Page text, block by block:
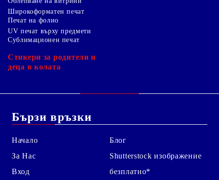
Широкоформатен печат
Печат на фолио
UV печат върху предмети
Сублимационен печат
Стикери за родители и
деца в колата
Бързи връзки
Начало
За Нас
Вход
Блог
Shutterstock изображение
безплатно*